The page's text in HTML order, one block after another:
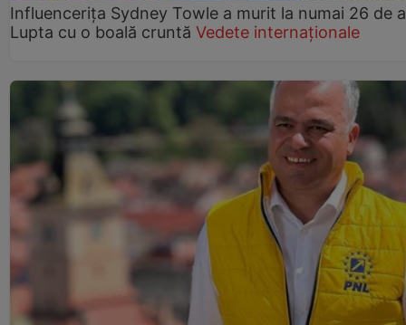
Influencerița Sydney Towle a murit la numai 26 de
Lupta cu o boală cruntă Vedete internaționale